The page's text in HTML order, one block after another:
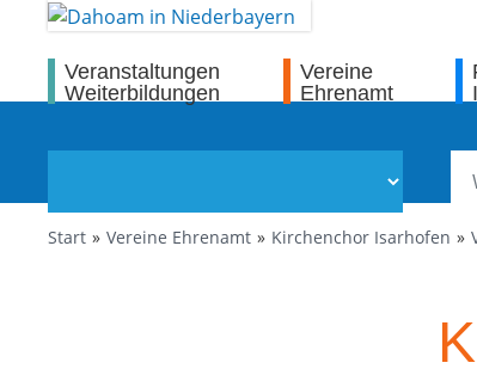
Veranstaltungen
Weiterbildungen
Vereine
Ehrenamt
Start Vereine Ehrenamt Kirchenchor Isarhofen